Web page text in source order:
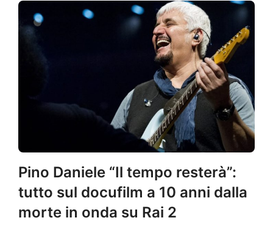
Pino Daniele “Il tempo resterà”:
tutto sul docufilm a 10 anni dalla
morte in onda su Rai 2